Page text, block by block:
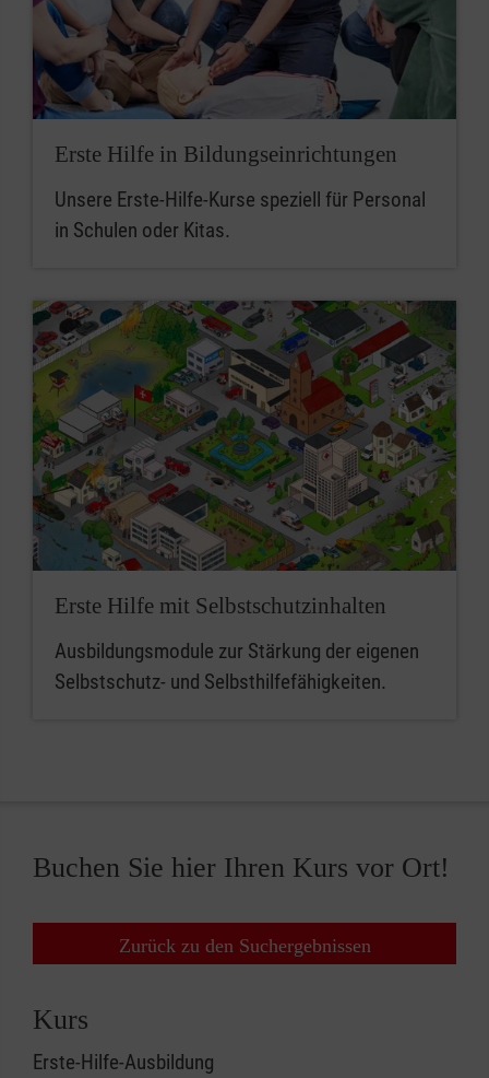
Erste Hilfe in Bildungseinrichtungen
Unsere Erste-Hilfe-Kurse speziell für Personal
in Schulen oder Kitas.
Erste Hilfe mit Selbstschutzinhalten
Ausbildungsmodule zur Stärkung der eigenen
Selbstschutz- und Selbsthilfefähigkeiten.
Buchen Sie hier Ihren Kurs vor Ort!
Zurück zu den Suchergebnissen
Kurs
Erste-Hilfe-Ausbildung